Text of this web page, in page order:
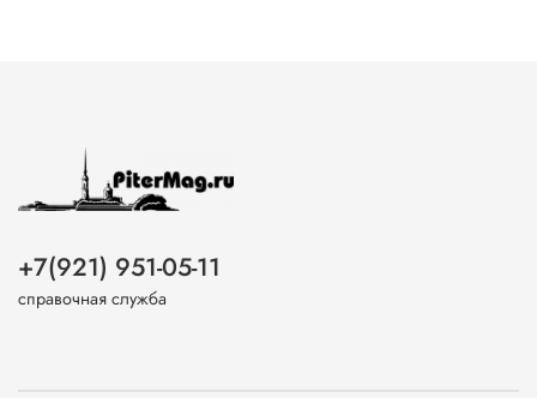
+7(921) 951-05-11
справочная служба